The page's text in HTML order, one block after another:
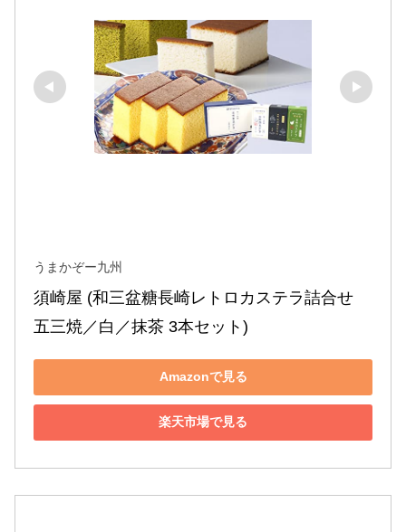
うまかぞー九州
須崎屋 (和三盆糖長崎レトロカステラ詰合せ
五三焼／白／抹茶 3本セット)
Amazonで見る
楽天市場で見る